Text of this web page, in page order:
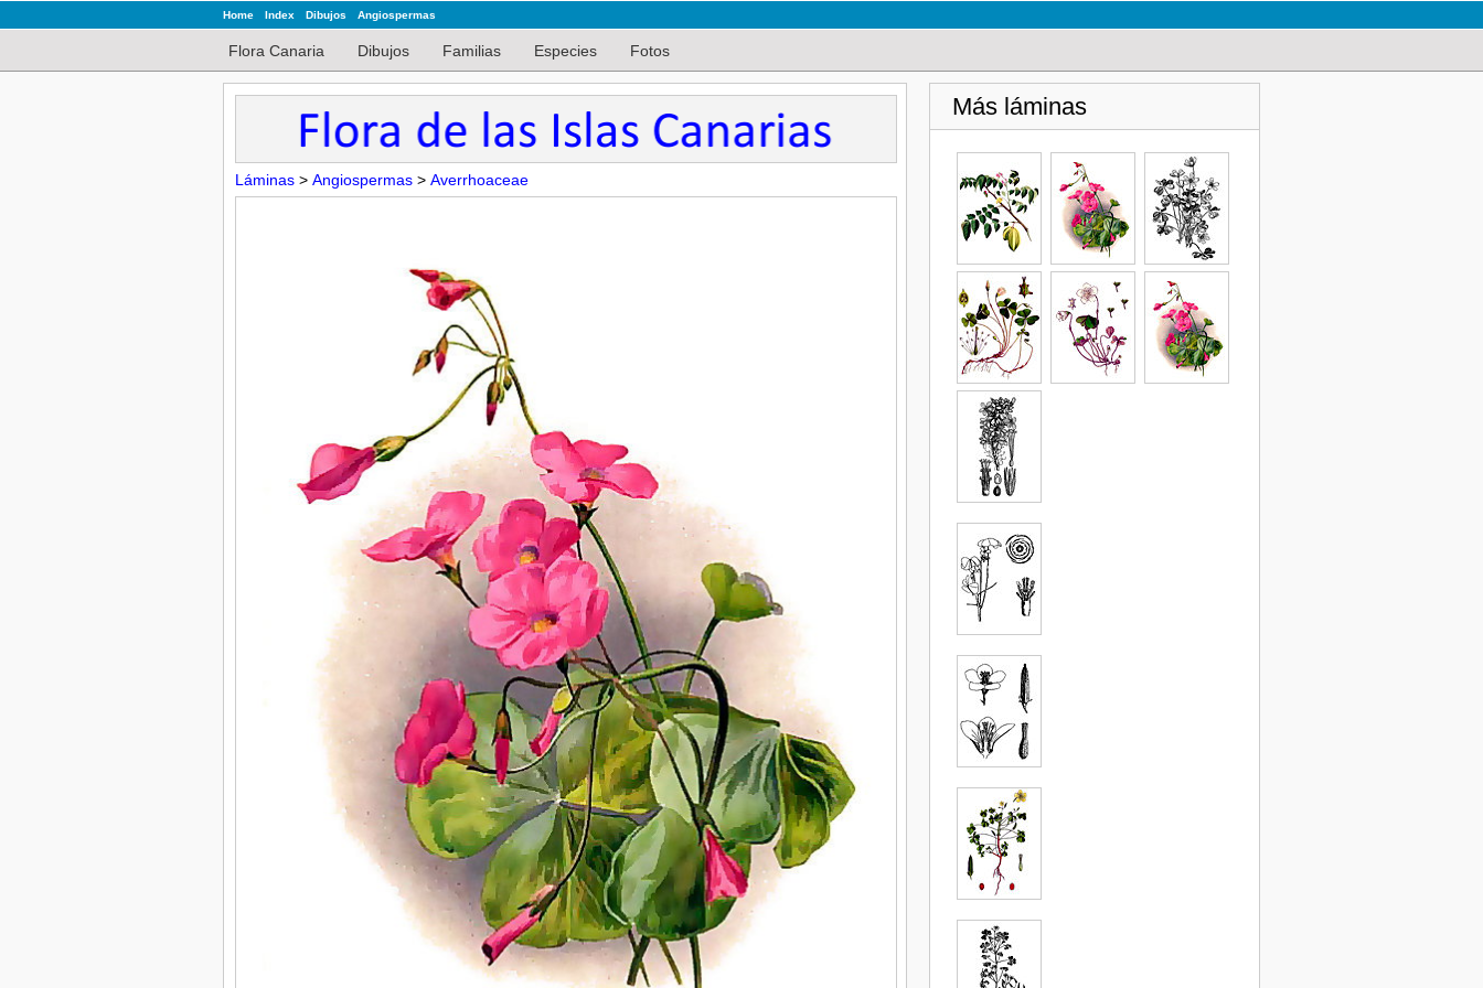
Home Index Dibujos Angiospermas
Flora Canaria Dibujos Familias Especies Fotos
Láminas > Angiospermas > Averrhoaceae
Más láminas